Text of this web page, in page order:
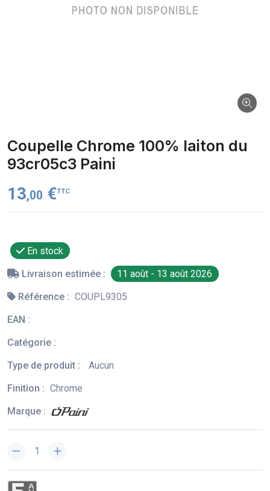
Coupelle Chrome 100% laiton du
93cr05c3 Paini
13,00 €TTC
En stock
Livraison estimée :
11 août - 13 août 2026
Référence : COUPL9305
EAN :
Catégorie :
Type de produit :
Aucun
Finition : Chrome
Marque :